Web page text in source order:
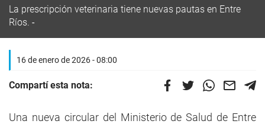
La prescripción veterinaria tiene nuevas pautas en Entre
Ríos.
16 de enero de 2026 - 08:00
Compartí esta nota:
Una nueva circular del Ministerio de Salud de Entre